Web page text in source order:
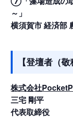
～」
横須賀市 経済部
【登壇者（敬
株式会社
三宅 剛平
代表取締役